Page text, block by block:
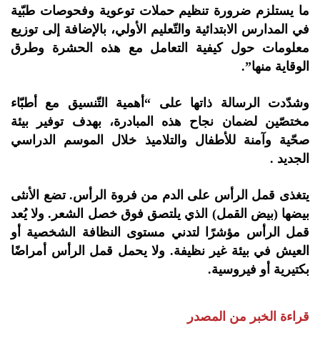
ما يستلزم ضرورة تنظيم حملات توعوية وفحوصات طبّية
في المدارس الابتدائية والتّعليم الأولي، بالإضافة إلى توزيع
معلومات حول كيفية التعامل مع هذه الحشرة وطرق
الوقاية منها”.
وشدّدت الرسالة ذاتها على “أهمية التّنسيق مع أطبّاء
مختصّين لضمان نجاح هذه المبادرة، بهدف توفير بيئة
صحّية وآمنة للأطفال والتلاميذ خلال الموسم الدراسي
الجديد .
يتغذى قمل الرأس على الدم من فروة الرأس. تضع الأنثى
بيضها (بيض القمل) الذي يلتصق فوق خصل الشعر. ولا يُعد
قمل الرأس مؤشرًا لتدني مستوى النظافة الشخصية أو
العيش في بيئة غير نظيفة. ولا يحمل قمل الرأس أمراضًا
بكتيرية أو فيروسية.
قراءة الخبر من المصدر